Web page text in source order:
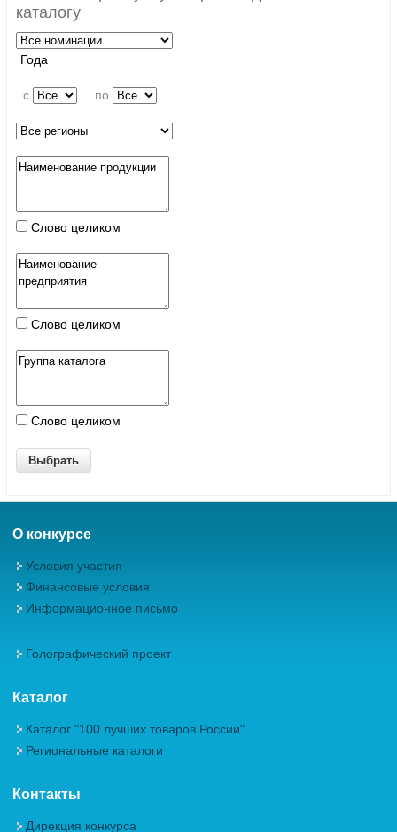
каталогу
Года
c по
Слово целиком
Слово целиком
Слово целиком
О конкурсе
Условия участия
Финансовые условия
Информационное письмо
Голографический проект
Каталог
Каталог "100 лучших товаров России"
Региональные каталоги
Контакты
Дирекция конкурса